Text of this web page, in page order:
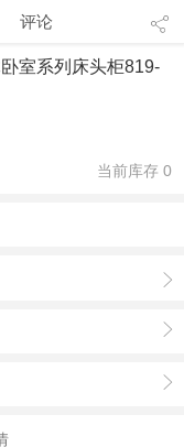
评论
室系列床头柜819-
当前库存 0